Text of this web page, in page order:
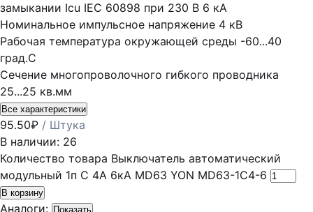
замыкании Icu IEC 60898 при 230 В 6 кА
Номинальное импульсное напряжение 4 кВ
Рабочая температура окружающей среды -60...40
град.C
Сечение многопроволочного гибкого проводника
25...25 кв.мм
Все характеристики
95.50₽ / Штука
В наличии: 26
Количество товара Выключатель автоматический
модульный 1п C 4А 6кА MD63 YON MD63-1C4-6
В корзину
Аналоги: Показать